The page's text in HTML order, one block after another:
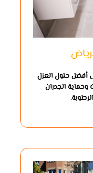
أفضل حلول العزل
الجدران